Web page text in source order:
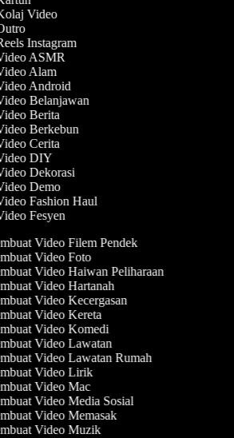
Video
Instagram
ASMR
Alam
Android
Belanjawan
Berita
Berkebun
Cerita
DIY
Dekorasi
Demo
Fashion Haul
Fesyen
Video Filem Pendek
Video Foto
Video Haiwan Peliharaan
Video Hartanah
Video Kecergasan
Video Kereta
Video Komedi
Video Lawatan
Video Lawatan Rumah
Video Lirik
Video Mac
Video Media Sosial
Video Memasak
Video Muzik